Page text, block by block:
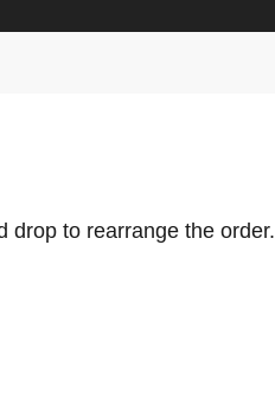
drop to rearrange the order.